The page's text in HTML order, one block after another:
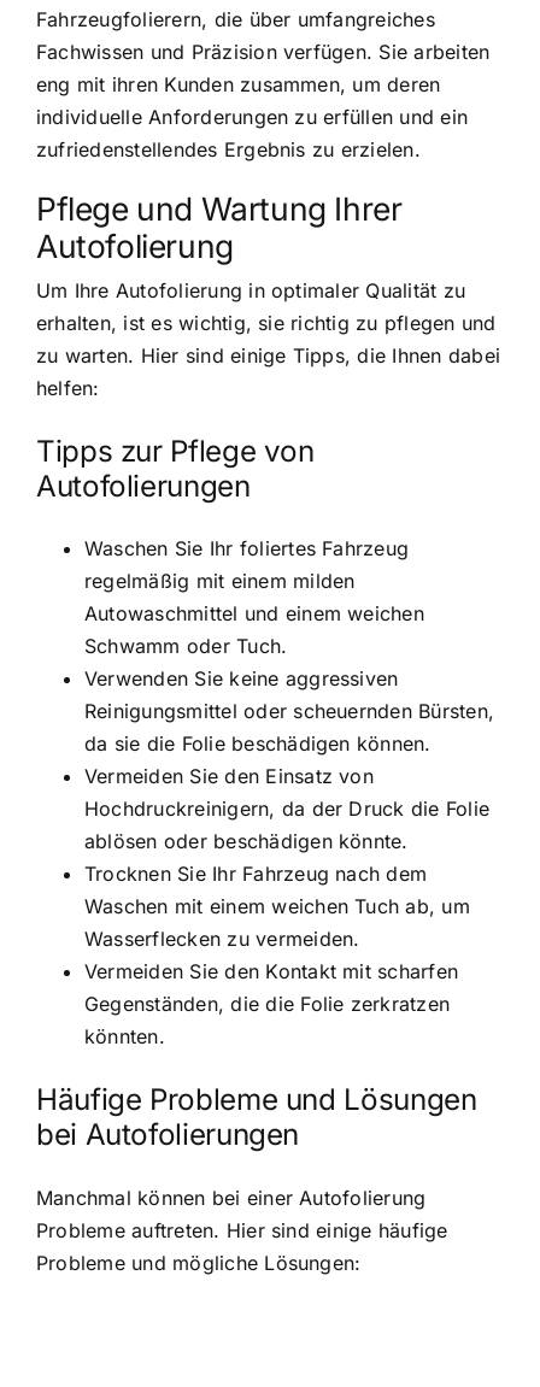
Fahrzeugfolierern, die über umfangreiches
Fachwissen und Präzision verfügen. Sie arbeiten
eng mit ihren Kunden zusammen, um deren
individuelle Anforderungen zu erfüllen und ein
zufriedenstellendes Ergebnis zu erzielen.
Pflege und Wartung Ihrer
Autofolierung
Um Ihre Autofolierung in optimaler Qualität zu
erhalten, ist es wichtig, sie richtig zu pflegen und
zu warten. Hier sind einige Tipps, die Ihnen dabei
helfen:
Tipps zur Pflege von
Autofolierungen
Waschen Sie Ihr foliertes Fahrzeug
regelmäßig mit einem milden
Autowaschmittel und einem weichen
Schwamm oder Tuch.
Verwenden Sie keine aggressiven
Reinigungsmittel oder scheuernden Bürsten,
da sie die Folie beschädigen können.
Vermeiden Sie den Einsatz von
Hochdruckreinigern, da der Druck die Folie
ablösen oder beschädigen könnte.
Trocknen Sie Ihr Fahrzeug nach dem
Waschen mit einem weichen Tuch ab, um
Wasserflecken zu vermeiden.
Vermeiden Sie den Kontakt mit scharfen
Gegenständen, die die Folie zerkratzen
könnten.
Häufige Probleme und Lösungen
bei Autofolierungen
Manchmal können bei einer Autofolierung
Probleme auftreten. Hier sind einige häufige
Probleme und mögliche Lösungen: